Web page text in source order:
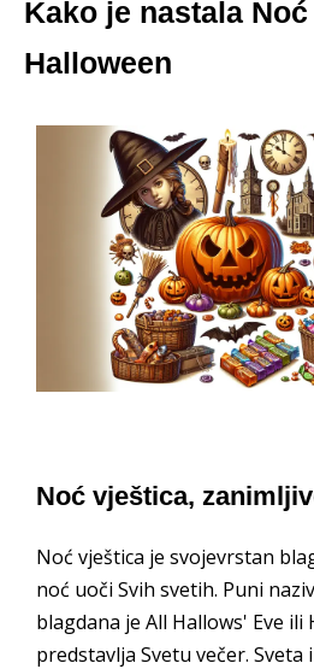
Kako je nastala
Halloween
Noć vještica,
Noć vještica je svojevrstan
noć uoči Svih svetih. Puni
blagdana je All Hallows' Eve ili
predstavlja Svetu večer. Sveta